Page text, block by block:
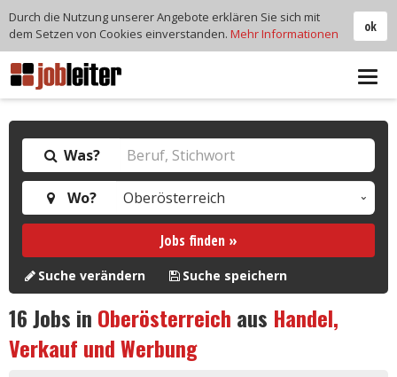
Was?
Wo?
Jobs finden »
Suche verändern Suche speichern
16Jobs in Oberösterreich aus Handel,
Verkauf und Werbung
ok
Durch die Nutzung unserer Angebote erklären Sie sich mit
dem Setzen von Cookies einverstanden. Mehr Informationen